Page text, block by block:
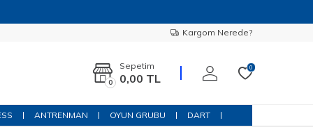
Kargom Nerede?
0
Sepetim
0,00 TL
0
ANTRENMAN OYUN GRUBU DART